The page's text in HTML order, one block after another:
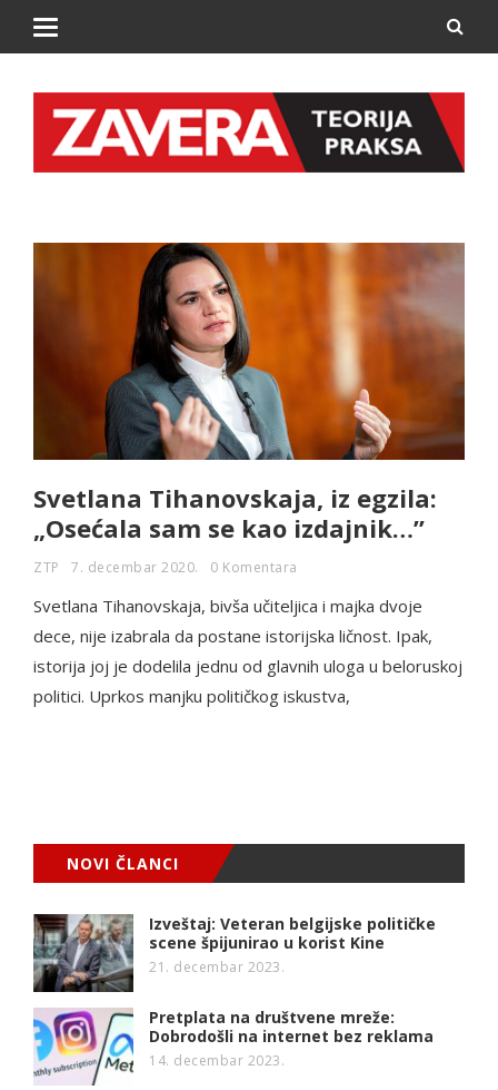
Svetlana Tihanovskaja, iz egzila:
„Osećala sam se kao izdajnik…”
ZTP 7. decembar 2020. 0 Komentara
Svetlana Tihanovskaja, bivša učiteljica i majka dvoje
dece, nije izabrala da postane istorijska ličnost. Ipak,
istorija joj je dodelila jednu od glavnih uloga u beloruskoj
politici. Uprkos manjku političkog iskustva,
NOVI ČLANCI
Izveštaj: Veteran belgijske političke
scene špijunirao u korist Kine
21. decembar 2023.
Pretplata na društvene mreže:
Dobrodošli na internet bez reklama
14. decembar 2023.